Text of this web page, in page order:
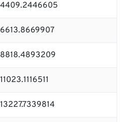
4409.2446605
6613.8669907
8818.4893209
11023.1116511
13227.7339814